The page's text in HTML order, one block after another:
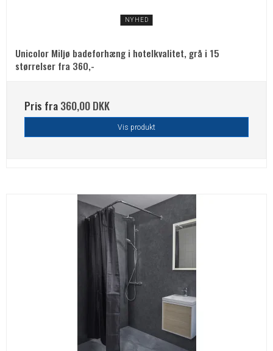
NYHED
Unicolor Miljø badeforhæng i hotelkvalitet, grå i 15
størrelser fra 360,-
Pris fra360,00 DKK
Vis produkt